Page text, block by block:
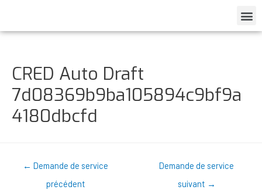
CRED Auto Draft
7d08369b9ba105894c9bf9a
4180dbcfd
← Demande de service
précédent
Demande de service
suivant →